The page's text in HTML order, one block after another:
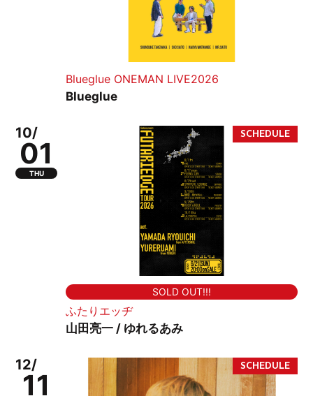
Blueglue ONEMAN LIVE2026
Blueglue
10/
01
THU
SOLD OUT!!!
ふたりエッヂ
山田亮一 / ゆれるあみ
12/
11